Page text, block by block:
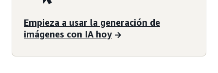
Empieza a usar la generación de
imágenes con IA hoy